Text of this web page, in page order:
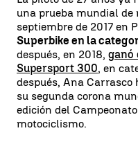
una prueba mundial de
septiembre de 2017 en
Superbike en la
después, en 2018, ganó
Supersport 300, en
después, Ana Carrasco
su segunda corona
edición del
motociclismo.